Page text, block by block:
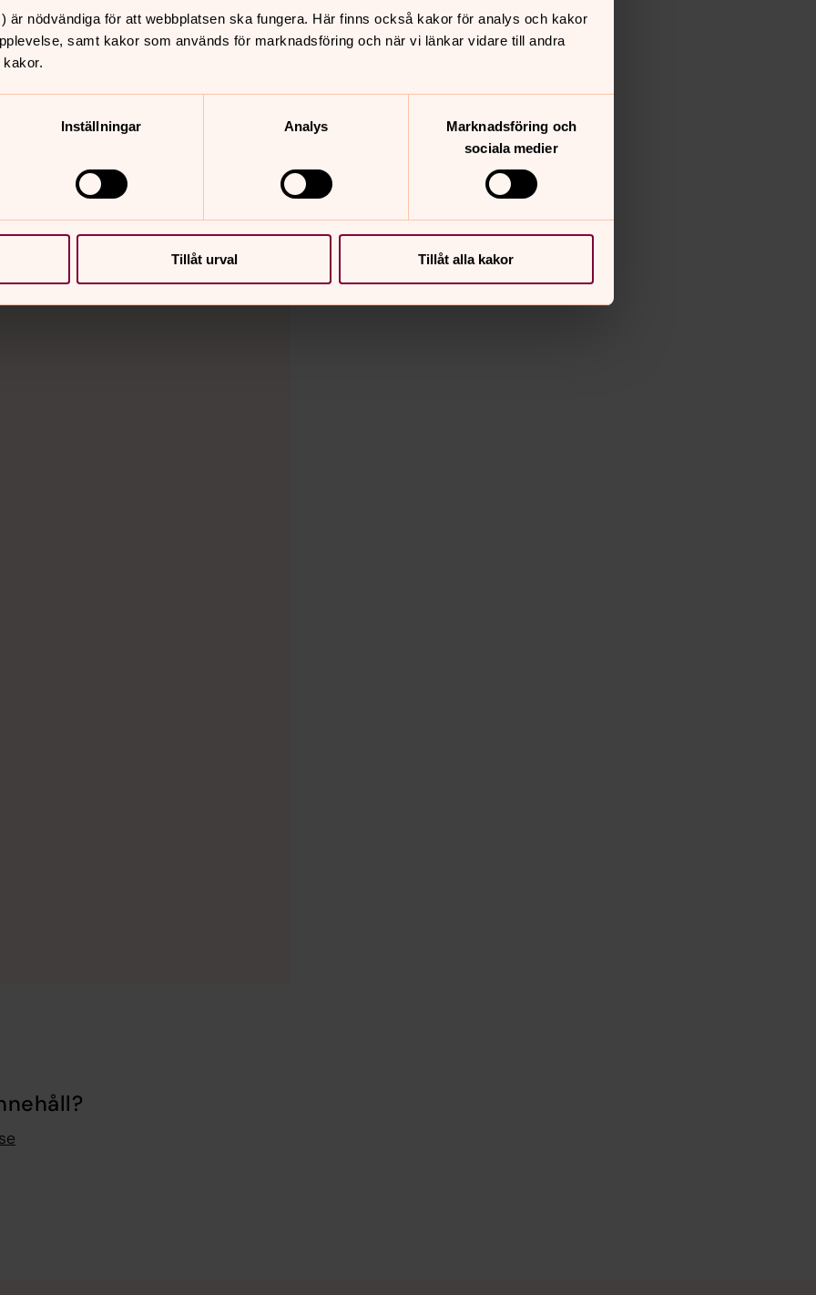
är nödvändiga för att webbplatsen ska fungera. Här finns också kakor för analys och kakor
samt kakor som används för marknadsföring och när vi länkar vidare till andra
Inställningar Analys
Marknadsföring och
sociala medier
Tillåt urval Tillåt alla kakor